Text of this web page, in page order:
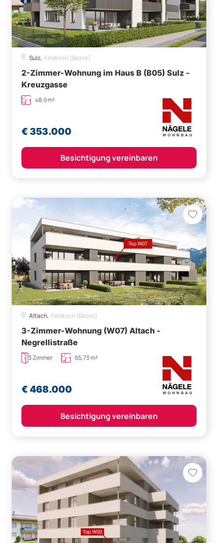
Sulz, Feldkirch (Bezirk)
2-Zimmer-Wohnung im Haus B (B05) Sulz -
Kreuzgasse
48,9 m²
€ 353.000
Besichtigung vereinbaren
Altach, Feldkirch (Bezirk)
3-Zimmer-Wohnung (W07) Altach -
Negrellistraße
3 Zimmer 65,73 m²
€ 468.000
Besichtigung vereinbaren